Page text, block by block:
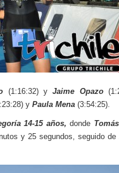
(1:16:32) yJaime Opazo
y Paula Mena (3:54:25).
14-15 años, donde
y 25 segundos, seguido de